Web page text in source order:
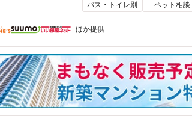
バス・トイレ別 ペット相談
ほか提供